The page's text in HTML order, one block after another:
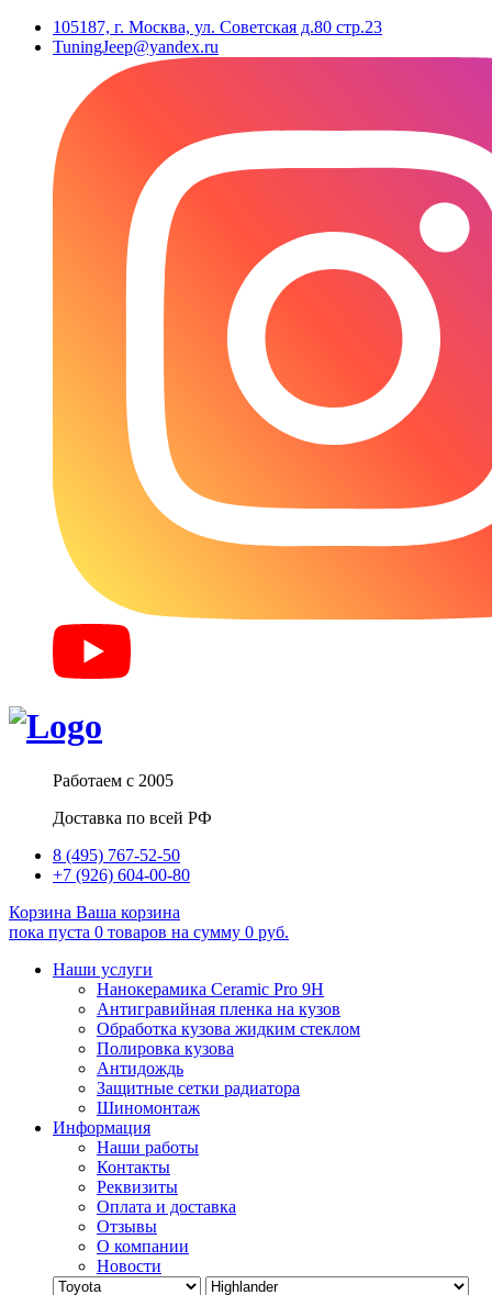
105187, г. Москва, ул. Советская д.80 стр.23
TuningJeep@yandex.ru
Работаем с 2005
Доставка по всей РФ
8 (495) 767-52-50
+7 (926) 604-00-80
Корзина Ваша корзина
пока пуста 0 товаров на сумму 0 руб.
Наши услуги
Нанокерамика Ceramic Pro 9H
Антигравийная пленка на кузов
Обработка кузова жидким стеклом
Полировка кузова
Антидождь
Защитные сетки радиатора
Шиномонтаж
Информация
Наши работы
Контакты
Реквизиты
Оплата и доставка
Отзывы
О компании
Новости